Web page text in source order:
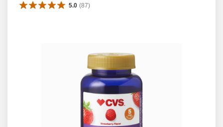
5.0 (87)